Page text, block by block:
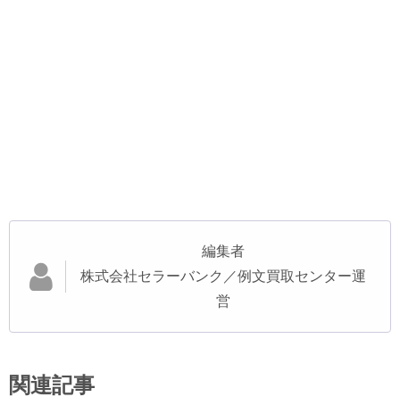
編集者
株式会社セラーバンク／例文買取センター運
営
関連記事